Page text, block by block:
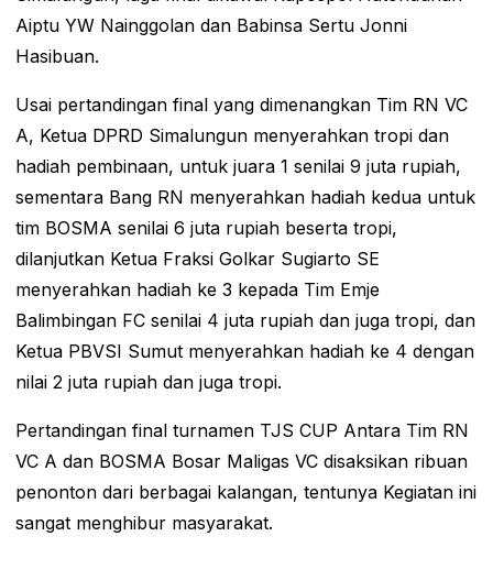
Aiptu YW Nainggolan dan Babinsa Sertu Jonni
Hasibuan.
Usai pertandingan final yang dimenangkan Tim RN VC
A, Ketua DPRD Simalungun menyerahkan tropi dan
hadiah pembinaan, untuk juara 1 senilai 9 juta rupiah,
sementara Bang RN menyerahkan hadiah kedua untuk
tim BOSMA senilai 6 juta rupiah beserta tropi,
dilanjutkan Ketua Fraksi Golkar Sugiarto SE
menyerahkan hadiah ke 3 kepada Tim Emje
Balimbingan FC senilai 4 juta rupiah dan juga tropi, dan
Ketua PBVSI Sumut menyerahkan hadiah ke 4 dengan
nilai 2 juta rupiah dan juga tropi.
Pertandingan final turnamen TJS CUP Antara Tim RN
VC A dan BOSMA Bosar Maligas VC disaksikan ribuan
penonton dari berbagai kalangan, tentunya Kegiatan ini
sangat menghibur masyarakat.